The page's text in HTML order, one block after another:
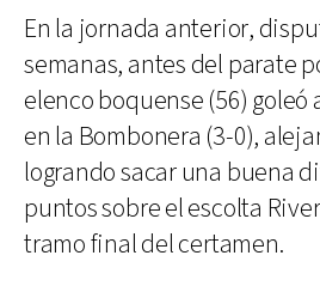
En la jornada anterior,
semanas, antes del parate
elenco boquense (56)
en la Bombonera (3-0),
logrando sacar una buena
puntos sobre el escolta
tramo final del certamen.